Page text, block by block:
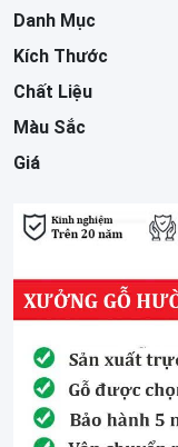
Danh Mục
Kích Thước
Chất Liệu
Màu Sắc
Giá